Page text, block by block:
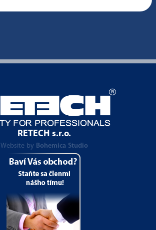
RETECH s.r.o.
Website by Bohemica Studio